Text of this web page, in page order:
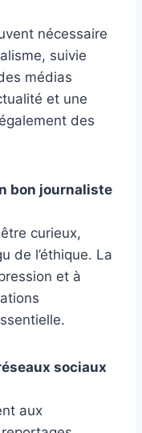
nécessaire
suivie
médias
et une
des
bon journaliste
curieux,
de l’éthique. La
et à
sociaux
aux